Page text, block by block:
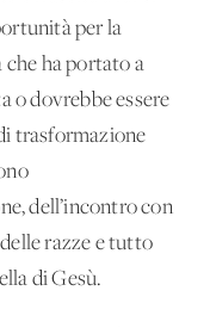
per la
che ha portato a
o dovrebbe essere
trasformazione
dell’incontro con
razze e tutto
di Gesù.